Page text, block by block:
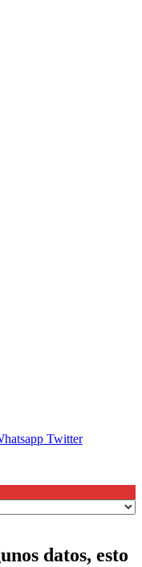
Twitter
datos, esto